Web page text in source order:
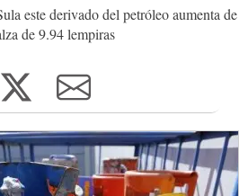
este derivado del petróleo aumenta de
de 9.94 lempiras